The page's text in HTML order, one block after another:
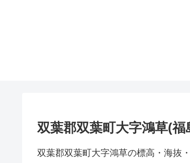
双葉郡双葉町大字鴻草(
双葉郡双葉町大字鴻草の標高・海抜